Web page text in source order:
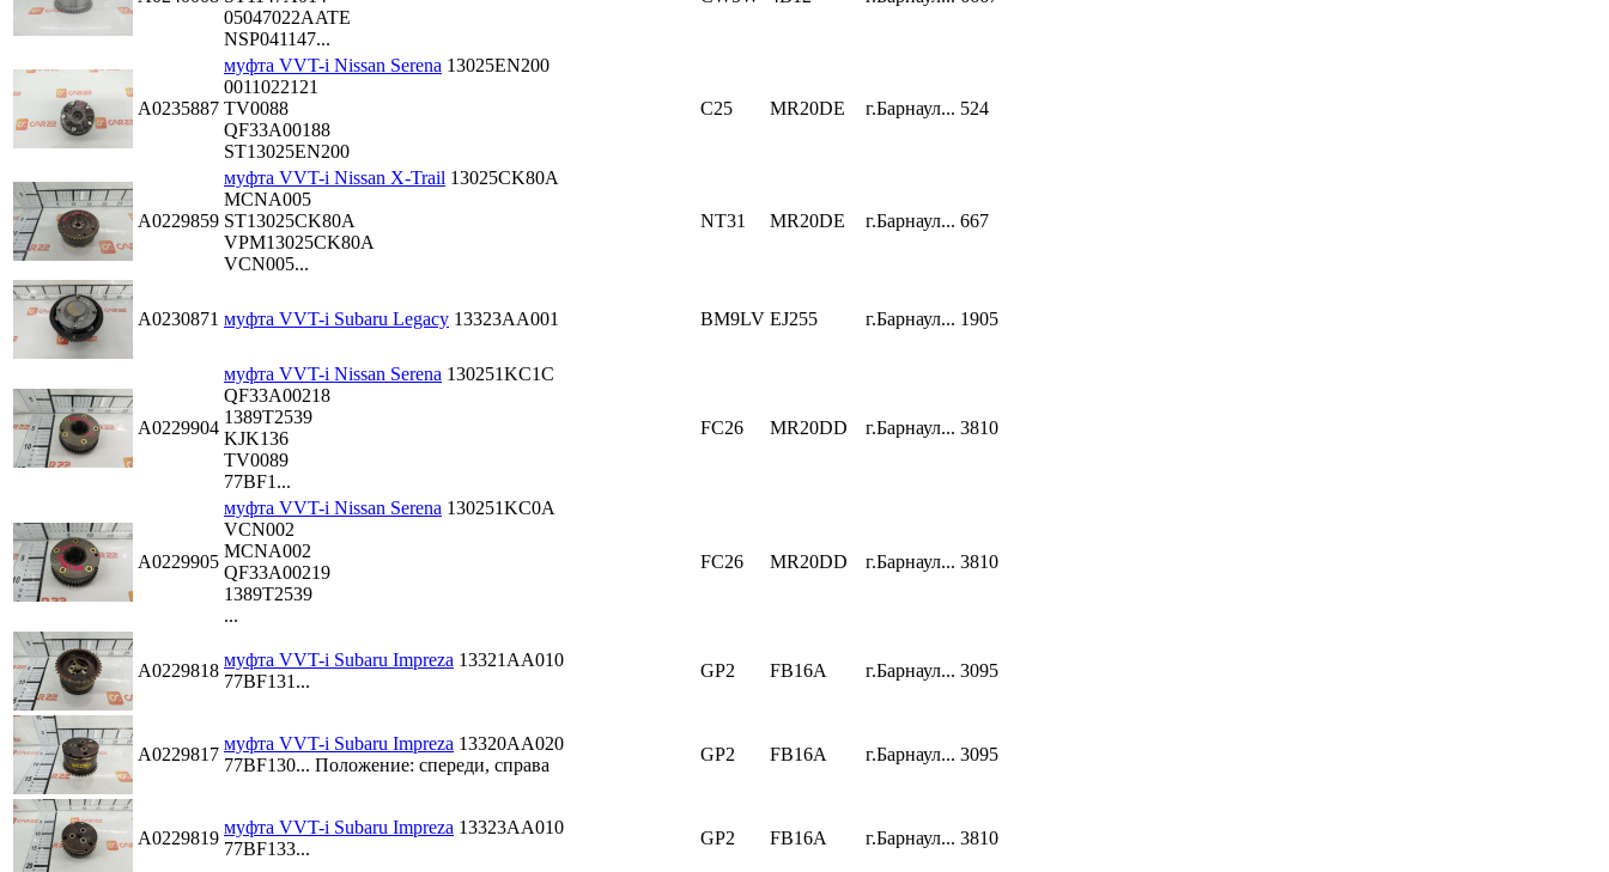
05047022AATE
NSP041147...
A0235887
муфта VVT-i Nissan Serena 13025EN200
0011022121
TV0088
QF33A00188
ST13025EN200
C25 MR20DE г.Барнаул... 524
A0229859
муфта VVT-i Nissan X-Trail 13025CK80A
MCNA005
ST13025CK80A
VPM13025CK80A
VCN005...
NT31 MR20DE г.Барнаул... 667
A0230871 муфта VVT-i Subaru Legacy 13323AA001 BM9LV EJ255 г.Барнаул... 1905
A0229904
муфта VVT-i Nissan Serena 130251KC1C
QF33A00218
1389T2539
KJK136
TV0089
77BF1...
FC26 MR20DD г.Барнаул... 3810
A0229905
муфта VVT-i Nissan Serena 130251KC0A
VCN002
MCNA002
QF33A00219
1389T2539
...
FC26 MR20DD г.Барнаул... 3810
A0229818
муфта VVT-i Subaru Impreza 13321AA010
77BF131...
GP2 FB16A г.Барнаул... 3095
A0229817
муфта VVT-i Subaru Impreza 13320AA020
77BF130... Положение: спереди, справа
GP2 FB16A г.Барнаул... 3095
A0229819
муфта VVT-i Subaru Impreza 13323AA010
77BF133...
GP2 FB16A г.Барнаул... 3810